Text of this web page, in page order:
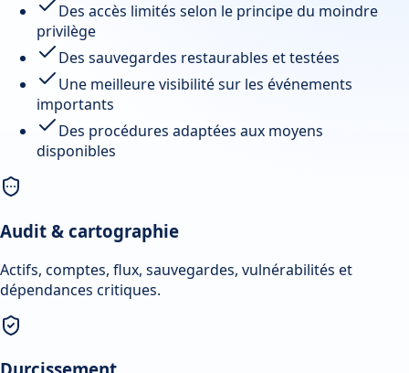
Des accès limités selon le principe du moindre
privilège
Des sauvegardes restaurables et testées
Une meilleure visibilité sur les événements
importants
Des procédures adaptées aux moyens
disponibles
Audit & cartographie
Actifs, comptes, flux, sauvegardes, vulnérabilités et
dépendances critiques.